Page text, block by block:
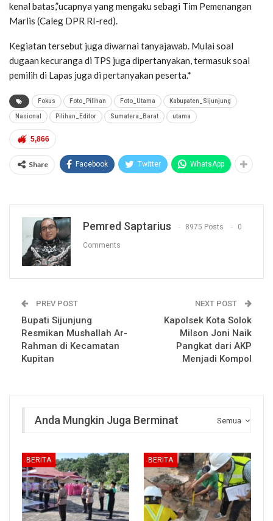
kenal batas,”ucapnya yang mengaku sebagi Tim Pemenangan
Marlis (Caleg DPR RI-red).
Kegiatan tersebut juga diwarnai tanyajawab. Mulai soal
dugaan kecuranga di TPS juga dipertanyakan, termasuk soal
pemilih di Lapas juga di pertanyakan peserta.*
Fokus Foto_Pilihan Foto_Utama Kabupaten_Sijunjung
Nasional Pilihan_Editor Sumatera_Barat utama
5,866
Share Facebook Twitter WhatsApp
Pemred Saptarius 8975 Posts 0
Comments
PREV POST
Bupati Sijunjung
Resmikan Mushallah Ar-
Rahman di Kecamatan
Kupitan
NEXT POST
Kapolsek Kota Solok
Milson Joni Naik
Pangkat dari AKP
Menjadi Kompol
Semua
Anda Mungkin Juga Berminat
BERITA BERITA